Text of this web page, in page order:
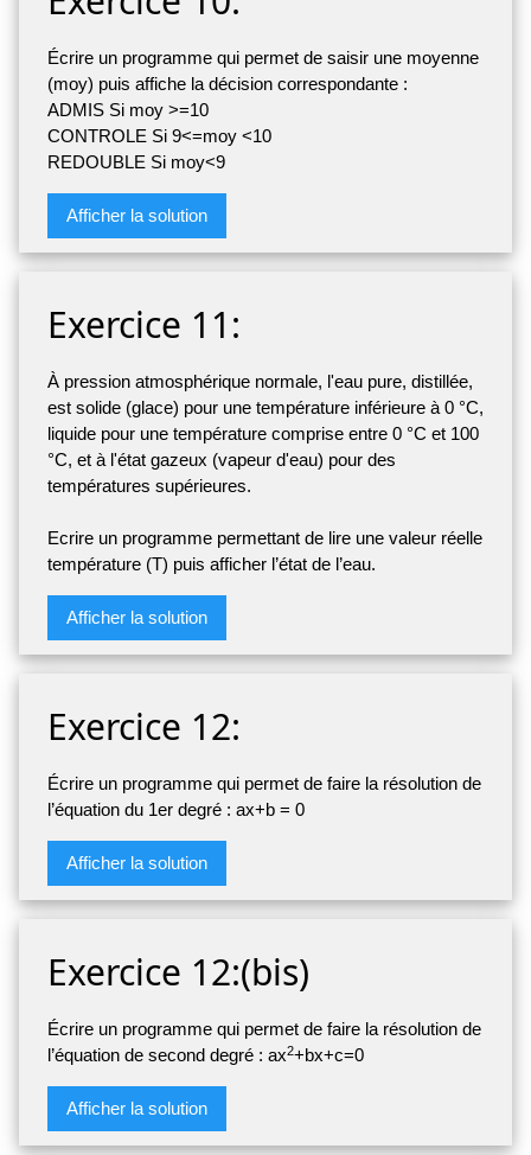
Écrire un programme qui permet de saisir une moyenne
(moy) puis affiche la décision correspondante :
ADMIS Si moy >=10
CONTROLE Si 9<=moy <10
REDOUBLE Si moy<9
Afficher la solution
Exercice 11:
À pression atmosphérique normale, l'eau pure, distillée,
est solide (glace) pour une température inférieure à 0 °C,
liquide pour une température comprise entre 0 °C et 100
°C, et à l'état gazeux (vapeur d'eau) pour des
températures supérieures.
Ecrire un programme permettant de lire une valeur réelle
température (T) puis afficher l’état de l’eau.
Afficher la solution
Exercice 12:
Écrire un programme qui permet de faire la résolution de
l’équation du 1er degré : ax+b = 0
Afficher la solution
Exercice 12:(bis)
Écrire un programme qui permet de faire la résolution de
l’équation de second degré : ax2+bx+c=0
Afficher la solution